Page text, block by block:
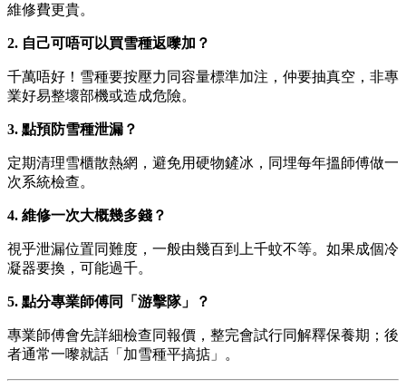
維修費更貴。
2. 自己可唔可以買雪種返嚟加？
千萬唔好！雪種要按壓力同容量標準加注，仲要抽真空，非專
業好易整壞部機或造成危險。
3. 點預防雪種泄漏？
定期清理雪櫃散熱網，避免用硬物鏟冰，同埋每年搵師傅做一
次系統檢查。
4. 維修一次大概幾多錢？
視乎泄漏位置同難度，一般由幾百到上千蚊不等。如果成個冷
凝器要換，可能過千。
5. 點分專業師傅同「游擊隊」？
專業師傅會先詳細檢查同報價，整完會試行同解釋保養期；後
者通常一嚟就話「加雪種平搞掂」。